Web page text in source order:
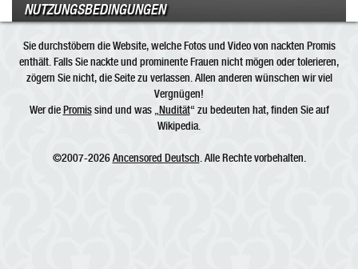
NUTZUNGSBEDINGUNGEN
Sie durchstöbern die Website, welche Fotos und Video von nackten Promis
enthält. Falls Sie nackte und prominente Frauen nicht mögen oder tolerieren,
zögern Sie nicht, die Seite zu verlassen. Allen anderen wünschen wir viel
Vergnügen!
Wer diePromissind und was „ Nudität“ zu bedeuten hat, finden Sie auf
Wikipedia.
©2007-2026Ancensored Deutsch . Alle Rechte vorbehalten.